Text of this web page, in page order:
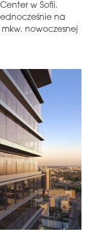
w Sofii.
na
nowoczesnej